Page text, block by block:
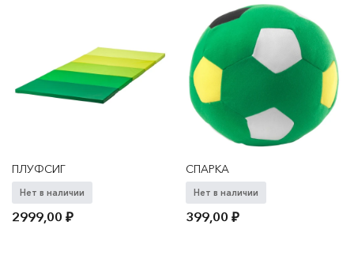
ПЛУФСИГ
Нет в наличии
2999,00₽
СПАРКА
Нет в наличии
399,00₽